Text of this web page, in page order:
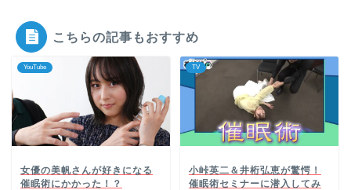
こちらの記事もおすすめ
YouTube
女優の美帆さんが好きになる
催眠術にかかった！？
TV
小峠英二＆井桁弘恵が驚愕！
催眠術セミナーに潜入してみ